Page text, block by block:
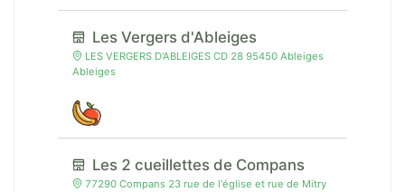
Les Vergers d'Ableiges
LES VERGERS D'ABLEIGES CD 28 95450 Ableiges
Ableiges
Les 2 cueillettes de Compans
77290 Compans 23 rue de l'église et rue de Mitry